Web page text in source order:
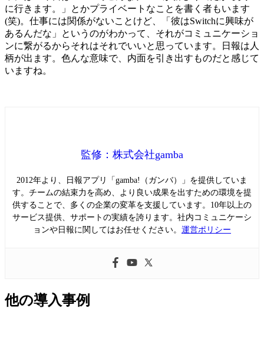
に行きます。」とかプライベートなことを書く者もいます
(笑)。仕事には関係がないことけど、「彼はSwitchに興味が
あるんだな」というのがわかって、それがコミュニケーショ
ンに繋がるからそれはそれでいいと思っています。日報は人
柄が出ます。色んな意味で、内面を引き出すものだと感じて
いますね。
監修：株式会社gamba
2012年より、日報アプリ「gamba!（ガンバ）」を提供していま
す。チームの結束力を高め、より良い成果を出すための環境を提
供することで、多くの企業の変革を支援しています。10年以上の
サービス提供、サポートの実績を誇ります。社内コミュニケーシ
ョンや日報に関してはお任せください。 運営ポリシー
他の導入事例